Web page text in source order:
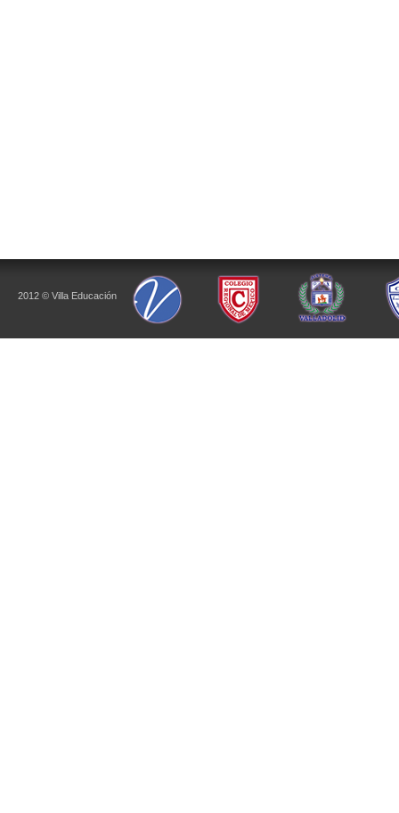
2012 © Villa Educación